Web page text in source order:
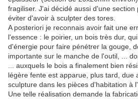
fragiliser. J'ai décidé aussi d'une
éviter d'avoir à sculpter des tores.
A posteriori je reconnais avoir fait une
l'essence : le poirier, un bois très dur,
d'énergie pour faire pénétrer la gouge,
importante sur le manche de l'outil, ...
... auxquels le bois a finalement bien
légère fente est apparue, plus tard, due
sculpture dans les pièces d'habitation à
Une telle réalisation demande la